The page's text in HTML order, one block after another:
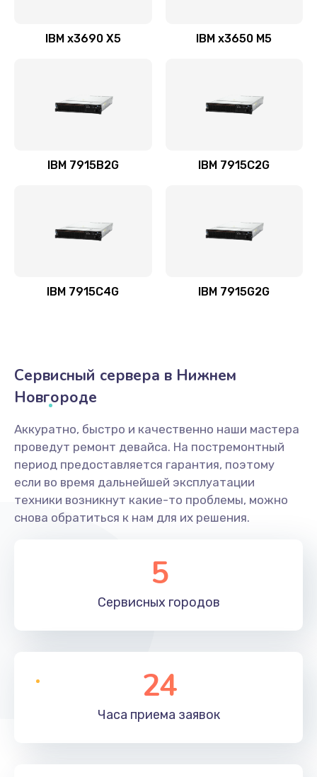
IBM x3690 X5 IBM x3650 M5
IBM 7915B2G IBM 7915C2G
IBM 7915C4G IBM 7915G2G
Сервисный сервера в Нижнем
Новгороде
Аккуратно, быстро и качественно наши мастера
проведут ремонт девайса. На постремонтный
период предоставляется гарантия, поэтому
если во время дальнейшей эксплуатации
техники возникнут какие-то проблемы, можно
снова обратиться к нам для их решения.
5
Сервисных городов
24
Часа приема заявок